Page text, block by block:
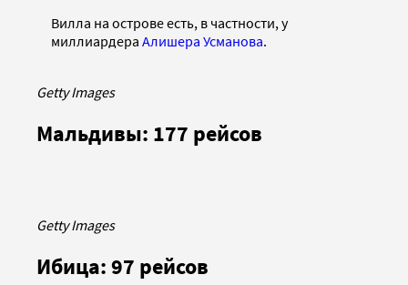
Вилла на острове есть, в частности, у
миллиардера Алишера Усманова.
Getty Images
Мальдивы: 177 рейсов
Getty Images
Ибица: 97 рейсов